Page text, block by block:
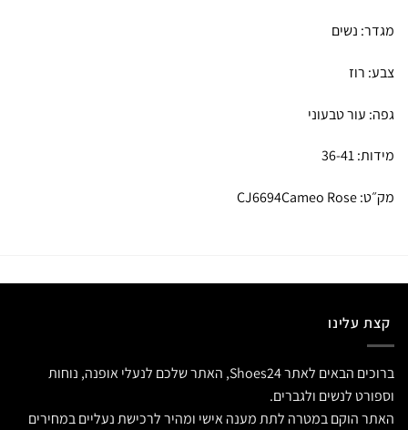
מגדר: נשים
צבע: רוז
גפה: עור טבעוני
מידות: 36-41
מק״ט: CJ6694Cameo Rose
קצת עלינו
ברוכים הבאים לאתר Shoes24, האתר שלכם לנעלי אופנה, נוחות
וספורט לנשים ולגברים.
האתר הוקם במטרה לתת מענה אישי ומהיר לרכישת נעליים במחירים